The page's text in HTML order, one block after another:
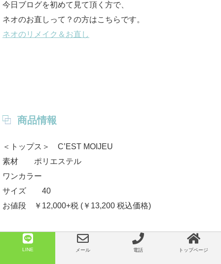
今日ブログを初めて見て頂く方で、
ネオのお直しって？の方はこちらです。
ネオのリメイク＆お直し
商品情報
＜トップス＞ C’EST MOIJEU
素材 ポリエステル
ワンカラー
サイズ 40
お値段 ￥12,000+税 (￥13,200 税込価格)
サイズなど、詳しい情報はショッピングページからお入りく
LINE メール 電話 トップページ